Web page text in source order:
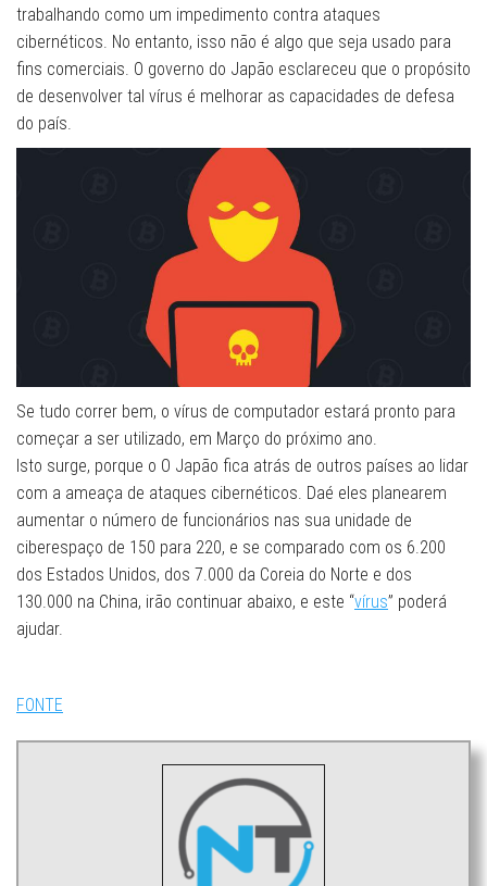
trabalhando como um impedimento contra ataques
cibernéticos. No entanto, isso não é algo que seja usado para
fins comerciais. O governo do Japão esclareceu que o propósito
de desenvolver tal vírus é melhorar as capacidades de defesa
do país.
Se tudo correr bem, o vírus de computador estará pronto para
começar a ser utilizado, em Março do próximo ano.
Isto surge, porque o O Japão fica atrás de outros países ao lidar
com a ameaça de ataques cibernéticos. Daé eles planearem
aumentar o número de funcionários nas sua unidade de
ciberespaço de 150 para 220, e se comparado com os 6.200
dos Estados Unidos, dos 7.000 da Coreia do Norte e dos
130.000 na China, irão continuar abaixo, e este “vírus” poderá
ajudar.
FONTE